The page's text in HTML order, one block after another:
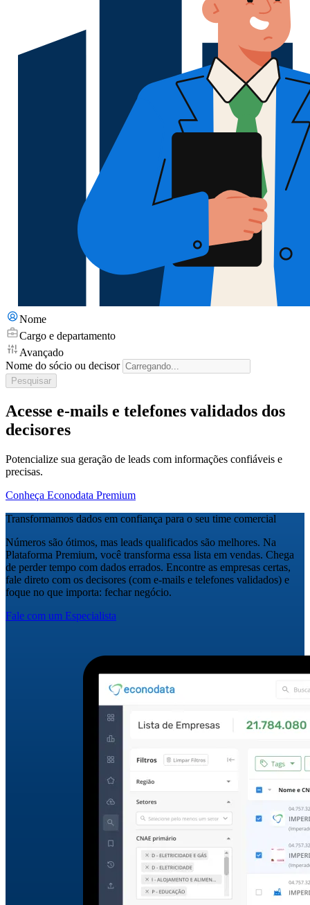
Nome
Cargo e departamento
Avançado
Nome do sócio ou decisor
Pesquisar
Acesse e-mails e telefones validados dos
decisores
Potencialize sua geração de leads com informações confiáveis e
precisas.
Conheça Econodata Premium
Transformamos dados em confiança para o seu time comercial
Números são ótimos, mas leads qualificados são melhores. Na
Plataforma Premium, você transforma essa lista em vendas. Chega
de perder tempo com dados errados. Encontre as empresas certas,
fale direto com os decisores (com e-mails e telefones validados) e
foque no que importa: fechar negócio.
Fale com um Especialista